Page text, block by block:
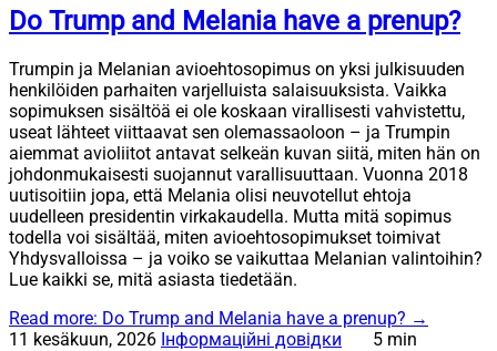
Do Trump and Melania have a prenup?
Trumpin ja Melanian avioehtosopimus on yksi julkisuuden
henkilöiden parhaiten varjelluista salaisuuksista. Vaikka
sopimuksen sisältöä ei ole koskaan virallisesti vahvistettu,
useat lähteet viittaavat sen olemassaoloon – ja Trumpin
aiemmat avioliitot antavat selkeän kuvan siitä, miten hän on
johdonmukaisesti suojannut varallisuuttaan. Vuonna 2018
uutisoitiin jopa, että Melania olisi neuvotellut ehtoja
uudelleen presidentin virkakaudella. Mutta mitä sopimus
todella voi sisältää, miten avioehtosopimukset toimivat
Yhdysvalloissa – ja voiko se vaikuttaa Melanian valintoihin?
Lue kaikki se, mitä asiasta tiedetään.
Read more: Do Trump and Melania have a prenup? →
11 kesäkuun, 2026 Інформаційні довідки 5 min